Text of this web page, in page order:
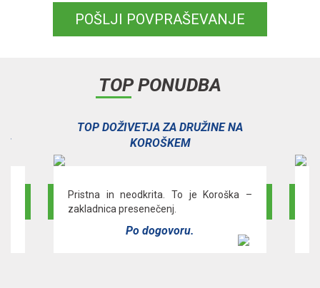
POŠLJI POVPRAŠEVANJE
TOP PONUDBA
TOP AKTIVNOSTI ZA DRUŽINE V
DESTINACIJI ROGLA – POHORJE
»Razišči, občuti, užij« Destinacijo Rogla -
Pohorje.
Po dogovoru.